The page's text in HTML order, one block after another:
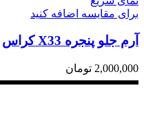
برای مقایسه اضافه کنید
آرم جلو پنجره X33 کراس
2,000,000 تومان